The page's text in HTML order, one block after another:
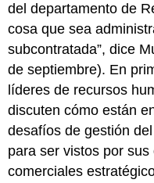
del departamento de
cosa que sea
subcontratada”, dice
de septiembre). En
líderes de recursos
discuten cómo están
desafíos de gestión
para ser vistos por
comerciales